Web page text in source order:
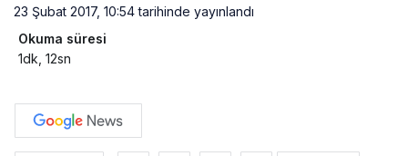
23 Şubat 2017, 10:54tarihinde yayınlandı
Okuma süresi
1dk, 12sn